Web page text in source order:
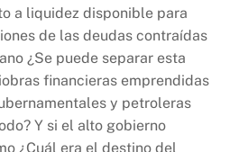
a liquidez disponible para
de las deudas contraídas
¿Se puede separar esta
financieras emprendidas
y petroleras
Y si el alto gobierno
¿Cuál era el destino del